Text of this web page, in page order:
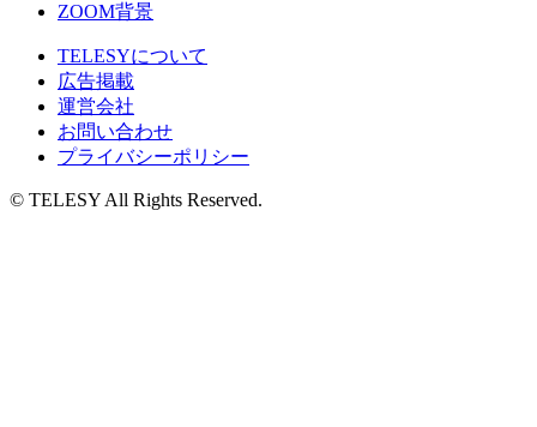
ZOOM背景
TELESYについて
広告掲載
運営会社
お問い合わせ
プライバシーポリシー
© TELESY All Rights Reserved.